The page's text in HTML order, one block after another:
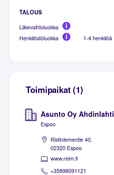
TALOUS
Liikevaihtoluokka
Henkilöstöluokka
1-4 henkilöä
Toimipaikat (1)
Asunto Oy Ahdinlahti
Espoo
Ristiniementie 40,
02320 Espoo
www.reim.fi
+35898091121